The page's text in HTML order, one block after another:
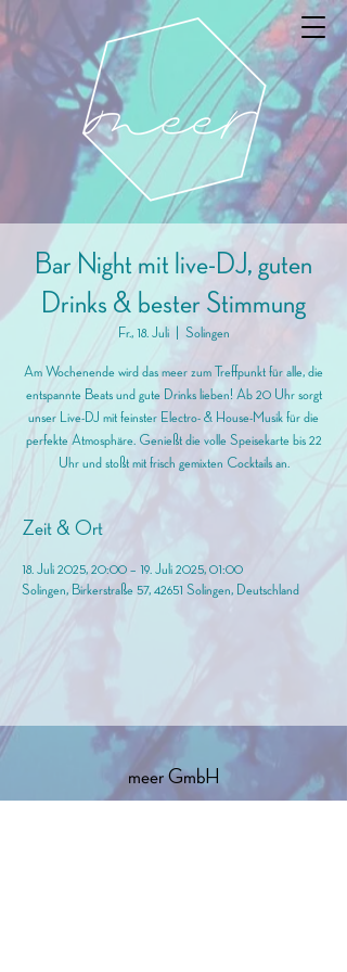
Bar Night mit live-DJ, guten
Drinks & bester Stimmung
Fr., 18. Juli
  |
Solingen
Am Wochenende wird das meer zum Treffpunkt für alle, die
entspannte Beats und gute Drinks lieben! Ab 20 Uhr sorgt
unser Live-DJ mit feinster Electro- & House-Musik für die
perfekte Atmosphäre. Genießt die volle Speisekarte bis 22
Uhr und stoßt mit frisch gemixten Cocktails an.
Zeit & Ort
18. Juli 2025, 20:00 – 19. Juli 2025, 01:00
Solingen, Birkerstraße 57, 42651 Solingen, Deutschland
meer GmbH